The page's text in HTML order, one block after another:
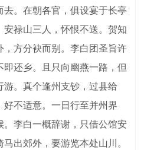
。在朝各官，俱设宴于长亭
禄山三人，怀恨不送。贺知
方分袂而别。李白团圣旨许
还乡。且只向幽燕一路，但
。真个逢州支钞，过县给
不适意。一日行至并州界
。李白一概辞谢，只借公馆安
出郊外，要游览本处山川。